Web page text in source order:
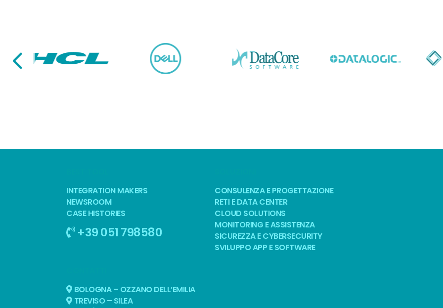
INTEGRATION MAKERS
NEWSROOM
CASE HISTORIES
+39 051 798580
CONSULENZA E PROGETTAZIONE
RETI E DATA CENTER
CLOUD SOLUTIONS
MONITORING E ASSISTENZA
SICUREZZA E CYBERSECURITY
SVILUPPO APP E SOFTWARE
BOLOGNA – OZZANO DELL’EMILIA
TREVISO – SILEA